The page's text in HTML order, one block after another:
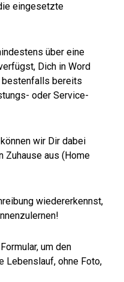
eingesetzte
über eine
Dich in Word
bestenfalls bereits
oder Service­
wir Dir dabei
Zuhause aus (Home
wiedererkennst,
um den
Lebenslauf, ohne Foto,